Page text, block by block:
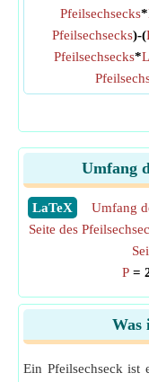
Pfeilsechsecks*
Pfeilsechsecks)-(
Pfeilsechsecks*
Umfang
​LaTeX Umfang
Seite des
P=
Was
Ein Pfeilsechseck ist